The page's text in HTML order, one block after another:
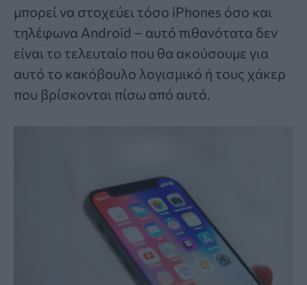
μπορεί να στοχεύει τόσο iPhones όσο και
τηλέφωνα Android – αυτό πιθανότατα δεν
είναι το τελευταίο που θα ακούσουμε για
αυτό το κακόβουλο λογισμικό ή τους χάκερ
που βρίσκονται πίσω από αυτό.